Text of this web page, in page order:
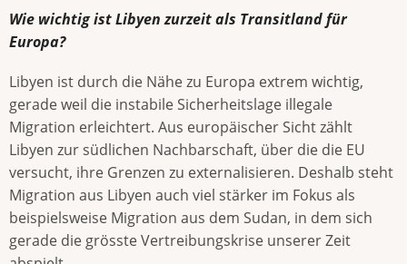
Wie wichtig ist Libyen zurzeit als Transitland für
Europa?
Libyen ist durch die Nähe zu Europa extrem wichtig,
gerade weil die instabile Sicherheitslage illegale
Migration erleichtert. Aus europäischer Sicht zählt
Libyen zur südlichen Nachbarschaft, über die die EU
versucht, ihre Grenzen zu externalisieren. Deshalb steht
Migration aus Libyen auch viel stärker im Fokus als
beispielsweise Migration aus dem Sudan, in dem sich
gerade die grösste Vertreibungskrise unserer Zeit